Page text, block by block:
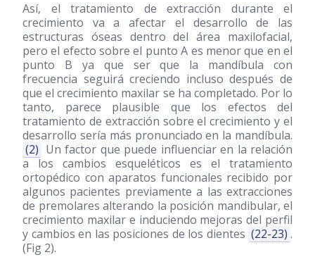
Así, el tratamiento de extracción durante el
crecimiento va a afectar el desarrollo de las
estructuras óseas dentro del área maxilofacial,
pero el efecto sobre el punto A es menor que en el
punto B ya que ser que la mandíbula con
frecuencia seguirá creciendo incluso después de
que el crecimiento maxilar se ha completado. Por lo
tanto, parece plausible que los efectos del
tratamiento de extracción sobre el crecimiento y el
desarrollo sería más pronunciado en la mandíbula.
(2) Un factor que puede influenciar en la relación
a los cambios esqueléticos es el tratamiento
ortopédico con aparatos funcionales recibido por
algunos pacientes previamente a las extracciones
de premolares alterando la posición mandibular, el
crecimiento maxilar e induciendo mejoras del perfil
y cambios en las posiciones de los dientes (22-23) .
(Fig 2).